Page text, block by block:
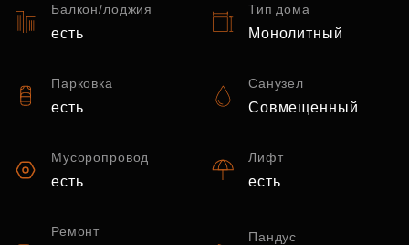
Балкон/лоджия
есть
Тип дома
Монолитный
Парковка
есть
Санузел
Совмещенный
Мусоропровод
есть
Лифт
есть
Ремонт Пандус